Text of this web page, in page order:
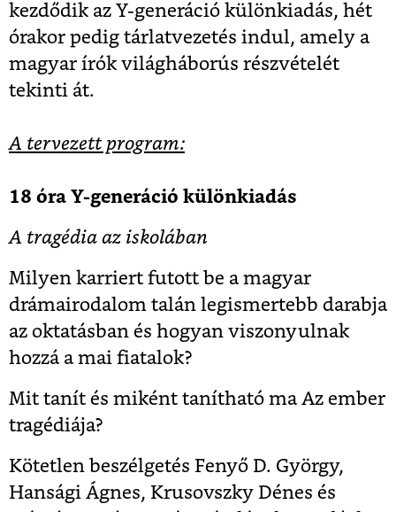
kezdődik az Y-generáció különkiadás, hét
órakor pedig tárlatvezetés indul, amely a
magyar írók világháborús részvételét
tekinti át.
A tervezett program:
18 óra Y-generáció különkiadás
A tragédia az iskolában
Milyen karriert futott be a magyar
drámairodalom talán legismertebb darabja
az oktatásban és hogyan viszonyulnak
hozzá a mai fiatalok?
Mit tanít és miként tanítható ma Az ember
tragédiája?
Kötetlen beszélgetés Fenyő D. György,
Hansági Ágnes, Krusovszky Dénes és